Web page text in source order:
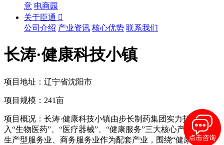
意 电商园
关于臣通 
公司介绍 产业资讯 核心优势 联系我们
长涛·健康科技小镇
项目地址：辽宁省沈阳市
项目规模：241亩
项目概况：长涛·健康科技小镇由步长制药集团实力打造，导
入“生物医药”、“医疗器械”、“健康服务”三大核心产业，引进
生产型服务业、商务服务业作为配套产业，围绕“健康+科